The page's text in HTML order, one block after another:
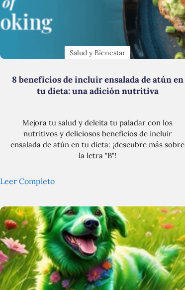
Salud y Bienestar
8 beneficios de incluir ensalada de atún en
tu dieta: una adición nutritiva
Mejora tu salud y deleita tu paladar con los
nutritivos y deliciosos beneficios de incluir
ensalada de atún en tu dieta: ¡descubre más sobre
la letra "B"!
Leer Completo